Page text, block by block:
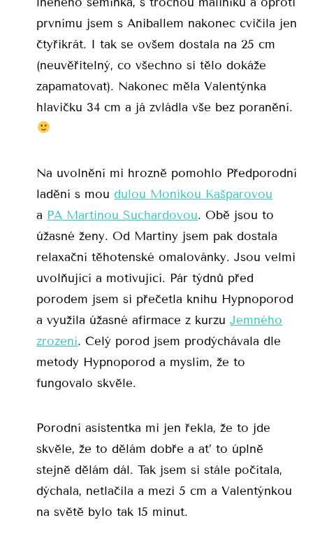
prvnímu jsem s Aniballem nakonec cvičila jen
čtyřikrát. I tak se ovšem dostala na 25 cm
(neuvěřitelný, co všechno si tělo dokáže
zapamatovat). Nakonec měla Valentýnka
hlavičku 34 cm a já zvládla vše bez poranění.
Na uvolnění mi hrozně pomohlo Předporodní
ladění s moudulou Monikou Kašparovou
a PA Martinou Suchardovou. Obě jsou to
úžasné ženy. Od Martiny jsem pak dostala
relaxační těhotenské omalovánky. Jsou velmi
uvolňující a motivující. Pár týdnů před
porodem jsem si přečetla knihu Hypnoporod
a využila úžasné afirmace z kurzuJemného
zrození. Celý porod jsem prodýchávala dle
metody Hypnoporod a myslím, že to
fungovalo skvěle.
Porodní asistentka mi jen řekla, že to jde
skvěle, že to dělám dobře a ať to úplně
stejně dělám dál. Tak jsem si stále počítala,
dýchala, netlačila a mezi 5 cm a Valentýnkou
na světě bylo tak 15 minut.